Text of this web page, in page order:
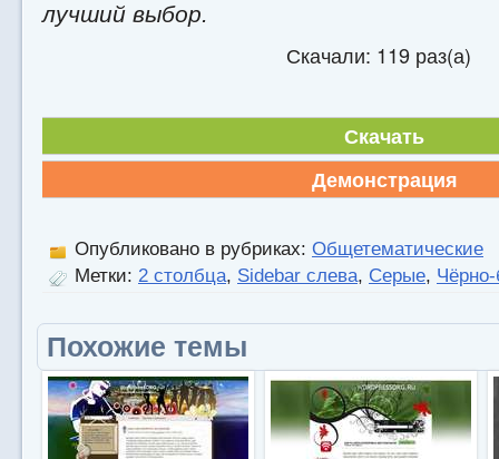
лучший выбор.
Скачали: 119 раз(а)
Скачать
Демонстрация
Опубликовано в рубриках: Общетематические
Метки: 2 столбца, Sidebar слева, Серые,
Похожие темы